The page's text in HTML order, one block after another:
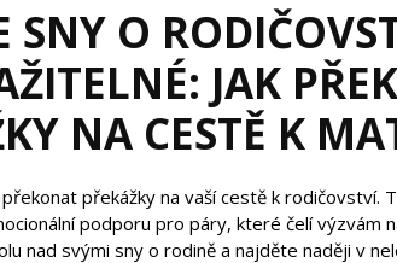
SNY O
JAK
NA CESTĚ K
překážky na vaší cestě k rodičovství.
podporu pro páry, které čelí výzvám
nad svými sny o rodině a najděte naději v